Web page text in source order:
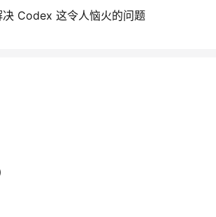
决 Codex 这令人恼火的问题